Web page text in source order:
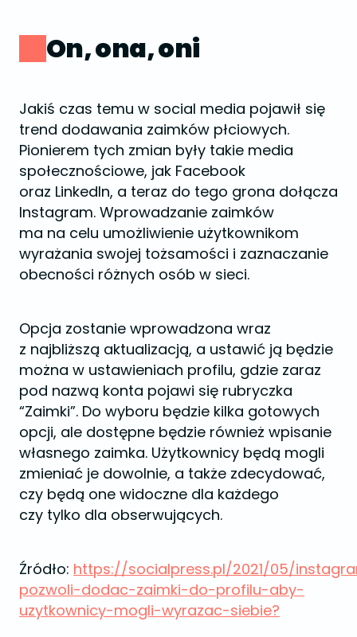
On, ona, oni
Jakiś czas temu w social media pojawił się
trend dodawania zaimków płciowych.
Pionierem tych zmian były takie media
społecznościowe, jak Facebook
oraz LinkedIn, a teraz do tego grona dołącza
Instagram. Wprowadzanie zaimków
ma na celu umożliwienie użytkownikom
wyrażania swojej tożsamości i zaznaczanie
obecności różnych osób w sieci.
Opcja zostanie wprowadzona wraz
z najbliższą aktualizacją, a ustawić ją będzie
można w ustawieniach profilu, gdzie zaraz
pod nazwą konta pojawi się rubryczka
“Zaimki”. Do wyboru będzie kilka gotowych
opcji, ale dostępne będzie również wpisanie
własnego zaimka. Użytkownicy będą mogli
zmieniać je dowolnie, a także zdecydować,
czy będą one widoczne dla każdego
czy tylko dla obserwujących.
Źródło: https://socialpress.pl/2021/05/
pozwoli-dodac-zaimki-do-profilu-aby-
uzytkownicy-mogli-wyrazac-siebie?